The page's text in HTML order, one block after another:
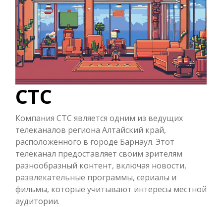
СТС
Компания СТС является одним из ведущих
телеканалов региона Алтайский край,
расположенного в городе Барнаул. Этот
телеканал предоставляет своим зрителям
разнообразный контент, включая новости,
развлекательные программы, сериалы и
фильмы, которые учитывают интересы местной
аудитории.